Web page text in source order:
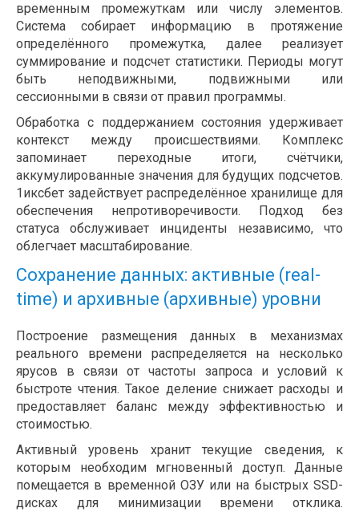
временным промежуткам или числу элементов.
Система собирает информацию в протяжение
определённого промежутка, далее реализует
суммирование и подсчет статистики. Периоды могут
быть неподвижными, подвижными или
сессионными в связи от правил программы.
Обработка с поддержанием состояния удерживает
контекст между происшествиями. Комплекс
запоминает переходные итоги, счётчики,
аккумулированные значения для будущих подсчетов.
1иксбет задействует распределённое хранилище для
обеспечения непротиворечивости. Подход без
статуса обслуживает инциденты независимо, что
облегчает масштабирование.
Сохранение данных: активные (real-
time) и архивные (архивные) уровни
Построение размещения данных в механизмах
реального времени распределяется на несколько
ярусов в связи от частоты запроса и условий к
быстроте чтения. Такое деление снижает расходы и
предоставляет баланс между эффективностью и
стоимостью.
Активный уровень хранит текущие сведения, к
которым необходим мгновенный доступ. Данные
помещается в временной ОЗУ или на быстрых SSD-
дисках для минимизации времени отклика.